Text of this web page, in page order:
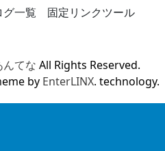
一覧
固定リンクツール
てな All Rights Reserved.
by EnterLINX. technology.